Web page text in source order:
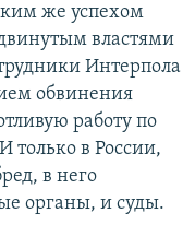
же успехом
властями
Интерпола
обвинения
работу по
только в России,
в него
органы, и суды.